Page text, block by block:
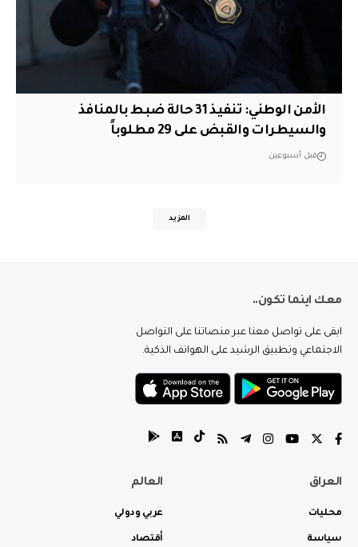
الأمن الوطني: تنفيذ 31 حالة ضبط بالمنافذ
والسيطرات والقبض على 29 مطلوباً
قبل أسبوعين
المزيد
معك اينما تكون..
ابقى على تواصل معنا عبر منصاتنا على التواصل
الاجتماعي وتطبيق الرشيد على الهواتف الذكية.
العراق
محليات
سياسة
العالم
عربي ودولي
أقتصاد